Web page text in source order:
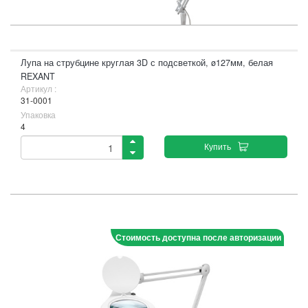
Лупа на струбцине круглая 3D с подсветкой, ø127мм, белая
REXANT
Артикул :
31-0001
Упаковка
4
Купить
Стоимость доступна после авторизации